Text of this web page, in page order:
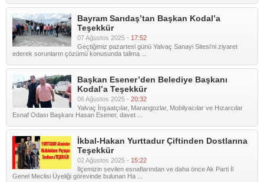
Bayram Sarıdaş’tan Başkan Kodal’a
Teşekkür
07 Ağustos 2025 - 17:52
Geçtiğimiz pazartesi günü Yalvaç Sanayi Sitesi'ni ziyaret
ederek sorunların çözümü konusunda talima ...
Başkan Esener’den Belediye Başkanı
Kodal’a Teşekkür
06 Ağustos 2025 - 20:32
Yalvaç İnşaatçılar, Marangozlar, Mobilyacılar ve Hızarcılar
Esnaf Odası Başkanı Hasan Esener, davet ...
İkbal-Hakan Yurttadur Çiftinden Dostlarına
Teşekkür
02 Ağustos 2025 - 15:22
İlçemizin sevilen esnaflarından ve daha önce Ak Parti İl
Genel Meclisi Üyeliği görevinde bulunan Ha ...